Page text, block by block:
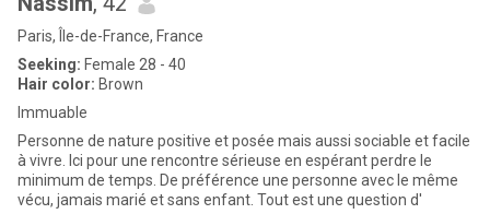
Paris, Île-de-France, France
Seeking: Female 28 - 40
Hair color: Brown
Immuable
Personne de nature positive et posée mais aussi sociable et facile
à vivre. Ici pour une rencontre sérieuse en espérant perdre le
minimum de temps. De préférence une personne avec le même
vécu, jamais marié et sans enfant. Tout est une question d'